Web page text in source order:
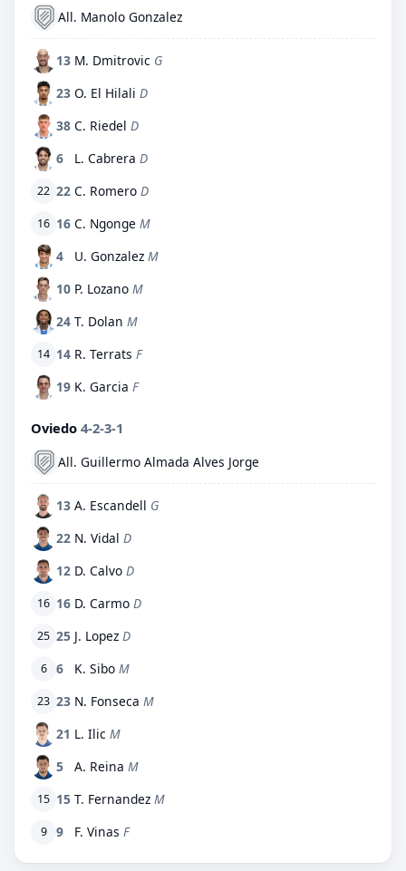
All. Manolo Gonzalez
13 M. Dmitrovic G
23 O. El Hilali D
38 C. Riedel D
6
L. Cabrera D
22 22 C. Romero D
16 16 C. Ngonge M
4
U. Gonzalez M
10 P. Lozano M
24 T. Dolan M
14 14 R. Terrats F
19 K. Garcia F
Oviedo 4-2-3-1
All. Guillermo Almada Alves Jorge
13 A. Escandell G
22 N. Vidal D
12 D. Calvo D
16 16 D. Carmo D
25 25 J. Lopez D
6 6 K. Sibo M
23 23 N. Fonseca M
21 L. Ilic M
5
A. Reina M
15 15 T. Fernandez M
9 9 F. Vinas F